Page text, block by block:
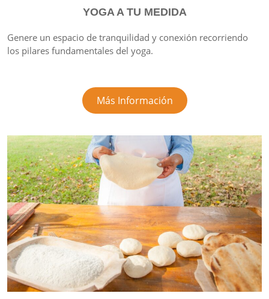
YOGA A TU MEDIDA
Genere un espacio de tranquilidad y conexión recorriendo
los pilares fundamentales del yoga.
Más Información